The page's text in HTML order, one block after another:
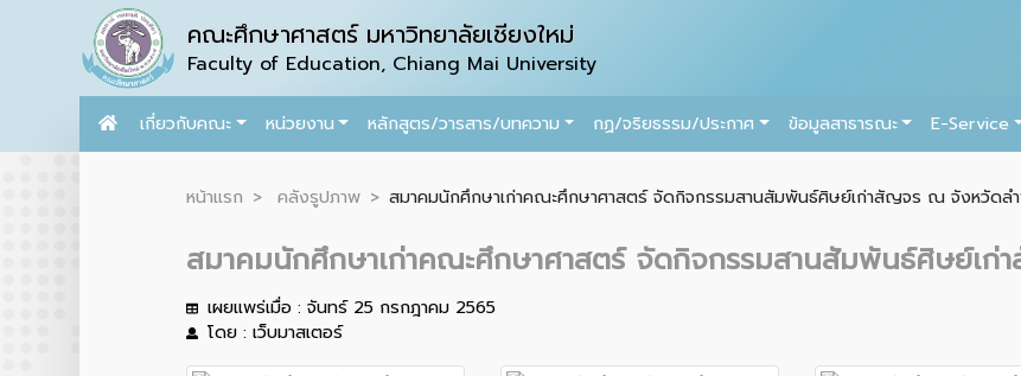
คณะศึกษาศาสตร์ มหาวิทยาลัยเชียงใหม่
Faculty of Education, Chiang Mai University
เกี่ยวกับคณะ หน่วยงาน หลักสูตร/วารสาร/บทความ กฏ/จริยธรรม/ประกาศ ข้อมูลสาธารณะ E-Service
หน้าแรก คลังรูปภาพ สมาคมนักศึกษาเก่าคณะศึกษาศาสตร์ จัดกิจกรรมสานสัมพันธ์ศิษย์เก่าสัญจร ณ จังหวัดล
สมาคมนักศึกษาเก่าคณะศึกษาศาสตร์ จัดกิจกรรมสานสัมพันธ์ศิษย์เ
เผยแพร่เมื่อ : จันทร์ 25 กรกฎาคม 2565
โดย : เว็บมาสเตอร์